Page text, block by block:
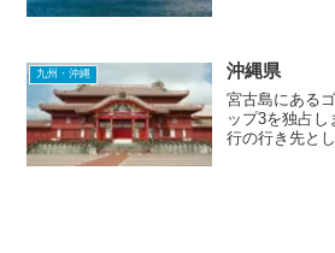
中でコースレー
九州・沖縄 沖縄県
宮古島にある
ップ3を独占
行の行き先と